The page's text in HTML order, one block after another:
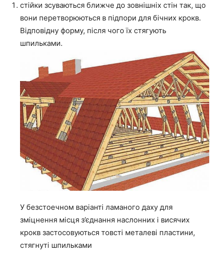
стійки зсуваються ближче до зовнішніх стін так, що
вони перетворюються в підпори для бічних крокв.
Відповідну форму, після чого їх стягують
шпильками.
У безстоечном варіанті ламаного даху для
зміцнення місця з’єднання наслонних і висячих
крокв застосовуються товсті металеві пластини,
стягнуті шпильками